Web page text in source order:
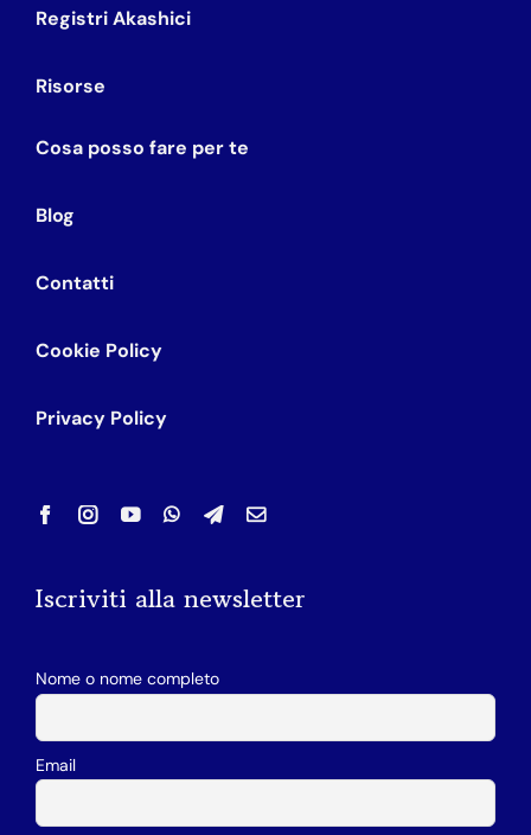
Registri Akashici
Risorse
Cosa posso fare per te
Blog
Contatti
Cookie Policy
Privacy Policy
Iscriviti alla newsletter
Nome o nome completo
Email